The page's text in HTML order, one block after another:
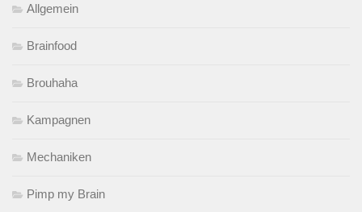
Allgemein
Brainfood
Brouhaha
Kampagnen
Mechaniken
Pimp my Brain